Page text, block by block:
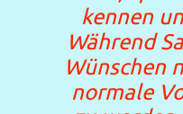
kennen
Während
Wünschen
normale